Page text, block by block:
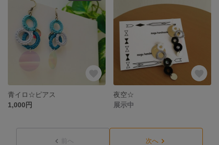
青イロ☆ピアス
1,000円
夜空☆
展示中
前へ 次へ